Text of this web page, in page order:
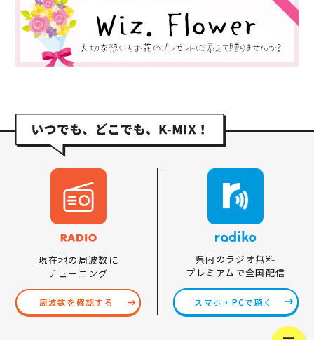
現在地の周波数に
チューニング
周波数を確認する
県内のラジオ無料
プレミアムで全国配信
スマホ・PCで聴く